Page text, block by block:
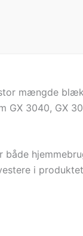
mængde
3040, GX
i